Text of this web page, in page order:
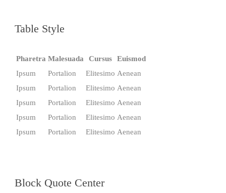
Table Style
Pharetra Malesuada Cursus
Euismod
Ipsum
Portalion Elitesimo Aenean
Ipsum
Portalion Elitesimo Aenean
Ipsum
Portalion Elitesimo Aenean
Ipsum
Portalion Elitesimo Aenean
Ipsum
Portalion Elitesimo Aenean
Block Quote Center